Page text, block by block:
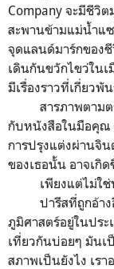
Company จะมีชีวิ
สะพานข้ามแม่น้ำแ
จุดแลนด์มาร์กของ
เดินกันขวักไขว่ใน
มีเรื่องราวที่เกี่ยวพั
สารภาพตามตรง
กับหนังสือในมือคุณ
การปรุงแต่งผ่านจิน
ของเธอนั้น อาจเกิ
เพียงแต่ไม่ใช่
ปารีสที่ถูกอ้างอิ
ภูมิศาสตร์อยู่ในประ
เที่ยวกันบ่อยๆ มันเ
สภาพเป็นยังไง เร